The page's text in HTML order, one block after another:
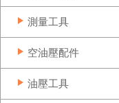
測量工具
空油壓配件
油壓工具